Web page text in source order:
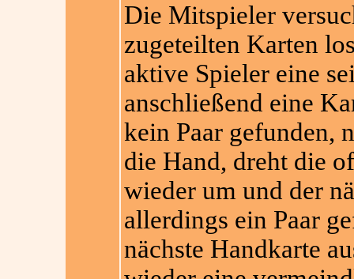
Die Mitspieler
zugeteilten Karten
aktive Spieler eine
anschließend eine
kein Paar gefunden,
die Hand, dreht die
wieder um und der
allerdings ein Paar
nächste Handkarte